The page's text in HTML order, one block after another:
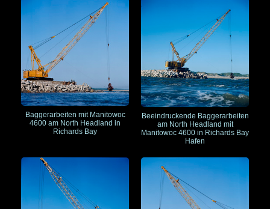
Baggerarbeiten mit Manitowoc
4600 am North Headland in
Richards Bay
Beeindruckende Baggerarbeiten
am North Headland mit
Manitowoc 4600 in Richards Bay
Hafen